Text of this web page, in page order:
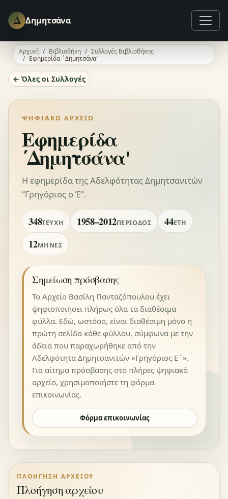
Δ Δημητσάνα
Αρχική Βιβλιοθήκη
Συλλογές Βιβλιοθήκης
Εφημερίδα ΄Δημητσάνα'
← Όλες οι Συλλογές
ΨΗΦΙΑΚΌ ΑΡΧΕΊΟ
Εφημερίδα
΄Δημητσάνα'
Η εφημερίδα της Αδελφότητας Δημητσανιτών
“Γρηγόριος ο Έ”.
348ΤΕΎΧΗ 1958–2012ΠΕΡΊΟΔΟΣ 44ΈΤΗ
12ΜΉΝΕΣ
Σημείωση πρόσβασης
Το Αρχείο Βασίλη Πανταζόπουλου έχει
ψηφιοποιήσει πλήρως όλα τα διαθέσιμα
φύλλα. Εδώ, ωστόσο, είναι διαθέσιμη μόνο η
πρώτη σελίδα κάθε φύλλου, σύμφωνα με την
άδεια που παραχωρήθηκε από την
Αδελφότητα Δημητσανιτών «Γρηγόριος Ε΄».
Για αίτημα πρόσβασης στο πλήρες ψηφιακό
αρχείο, χρησιμοποιήστε τη φόρμα
επικοινωνίας.
Φόρμα επικοινωνίας
ΠΛΟΉΓΗΣΗ ΑΡΧΕΊΟΥ
Πλοήγηση αρχείου